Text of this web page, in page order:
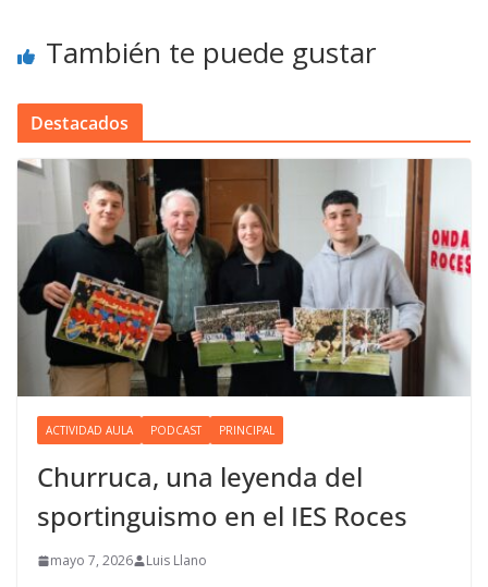
También te puede gustar
Destacados
ACTIVIDAD AULA PODCAST PRINCIPAL
Churruca, una leyenda del
sportinguismo en el IES Roces
mayo 7, 2026 Luis Llano